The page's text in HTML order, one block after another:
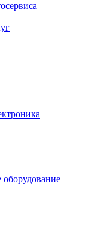
оборудование